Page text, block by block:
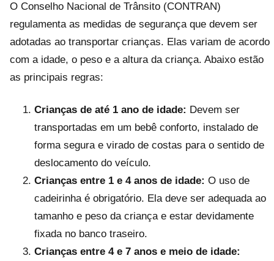
O Conselho Nacional de Trânsito (CONTRAN)
regulamenta as medidas de segurança que devem ser
adotadas ao transportar crianças. Elas variam de acordo
com a idade, o peso e a altura da criança. Abaixo estão
as principais regras:
Crianças de até 1 ano de idade: Devem ser
transportadas em um bebê conforto, instalado de
forma segura e virado de costas para o sentido de
deslocamento do veículo.
Crianças entre 1 e 4 anos de idade: O uso de
cadeirinha é obrigatório. Ela deve ser adequada ao
tamanho e peso da criança e estar devidamente
fixada no banco traseiro.
Crianças entre 4 e 7 anos e meio de idade: